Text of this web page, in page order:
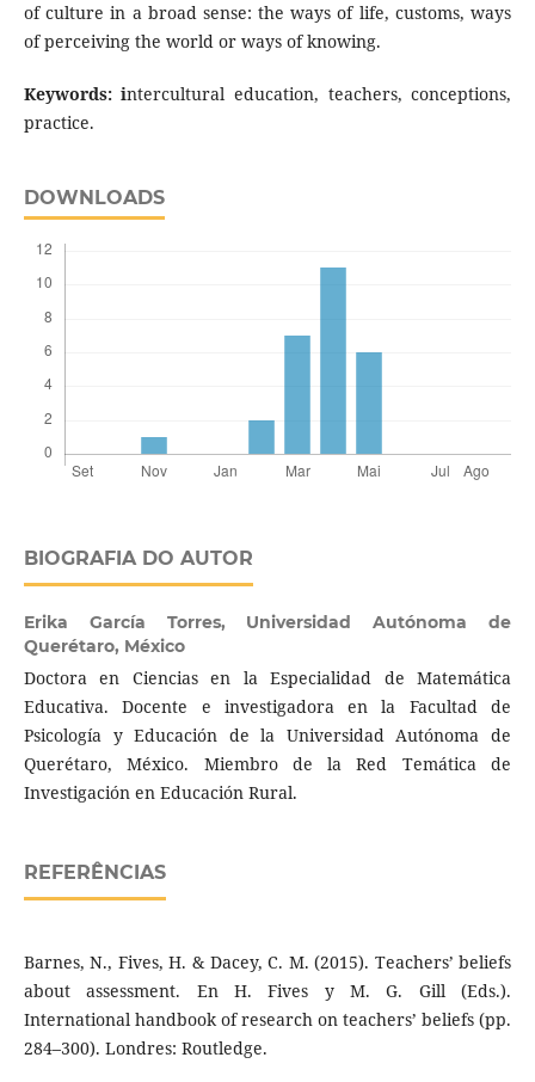
of culture in a broad sense: the ways of life, customs, ways
of perceiving the world or ways of knowing.
Keywords: intercultural education, teachers, conceptions,
practice.
DOWNLOADS
BIOGRAFIA DO AUTOR
Erika García Torres, Universidad Autónoma de
Querétaro, México
Doctora en Ciencias en la Especialidad de Matemática
Educativa. Docente e investigadora en la Facultad de
Psicología y Educación de la Universidad Autónoma de
Querétaro, México. Miembro de la Red Temática de
Investigación en Educación Rural.
REFERÊNCIAS
Barnes, N., Fives, H. & Dacey, C. M. (2015). Teachers’ beliefs
about assessment. En H. Fives y M. G. Gill (Eds.).
International handbook of research on teachers’ beliefs (pp.
284–300). Londres: Routledge.